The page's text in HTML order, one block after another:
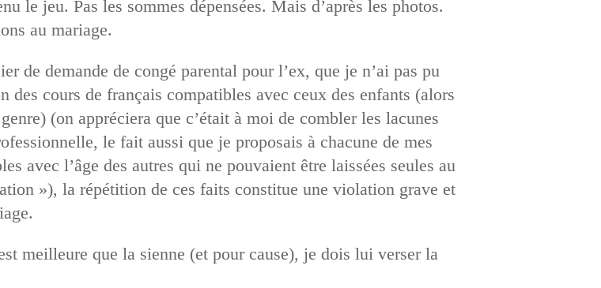
le jeu. Pas les sommes dépensées. Mais d’après les photos.
au mariage.
de demande de congé parental pour l’ex, que je n’ai pas pu
des cours de français compatibles avec ceux des enfants (alors
(on appréciera que c’était à moi de combler les lacunes
le fait aussi que je proposais à chacune de mes
avec l’âge des autres qui ne pouvaient être laissées seules au
»), la répétition de ces faits constitue une violation grave et
meilleure que la sienne (et pour cause), je dois lui verser la